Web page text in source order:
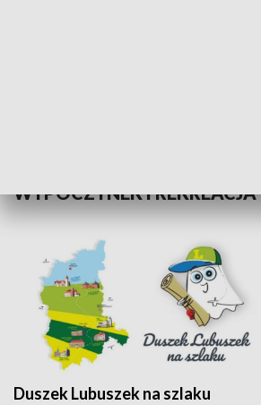
WYPOCZYNEK I REKREACJA
Duszek Lubuszek na szlaku